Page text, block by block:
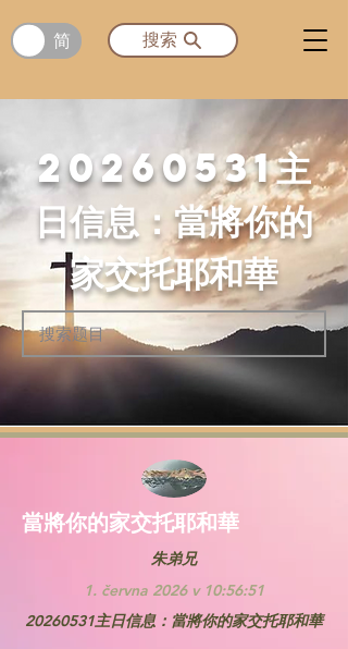
简 搜索
20260531主
日信息：當將你的
家交托耶和華
當將你的家交托耶和華
朱弟兄
1. června 2026 v 10:56:51
20260531主日信息：當將你的家交托耶和華